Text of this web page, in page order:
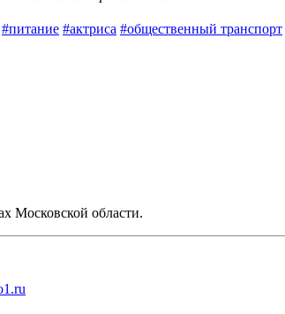
#питание #актриса #общественный транспорт
Московской области.